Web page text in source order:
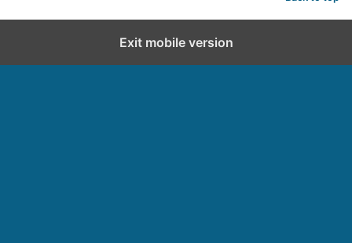
Exit mobile version